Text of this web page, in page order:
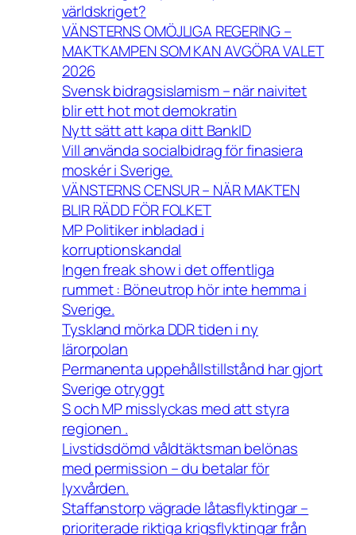
världskriget?
VÄNSTERNS OMÖJLIGA REGERING –
MAKTKAMPEN SOM KAN AVGÖRA VALET
2026
Svensk bidragsislamism – när naivitet
blir ett hot mot demokratin
Nytt sätt att kapa ditt BankID
Vill använda socialbidrag för finasiera
moskér i Sverige.
VÄNSTERNS CENSUR – NÄR MAKTEN
BLIR RÄDD FÖR FOLKET
MP Politiker inbladad i
korruptionskandal
Ingen freak show i det offentliga
rummet : Böneutrop hör inte hemma i
Sverige.
Tyskland mörka DDR tiden i ny
lärorpolan
Permanenta uppehållstillstånd har gjort
Sverige otryggt
S och MP misslyckas med att styra
regionen .
Livstidsdömd våldtäktsman belönas
med permission – du betalar för
lyxvården.
Staffanstorp vägrade låtasflyktingar –
prioriterade riktiga krigsflyktingar från